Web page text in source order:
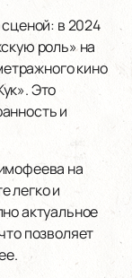
сценой: в 2024
роль» на
кино
Это
и
на
легко и
актуальное
позволяет